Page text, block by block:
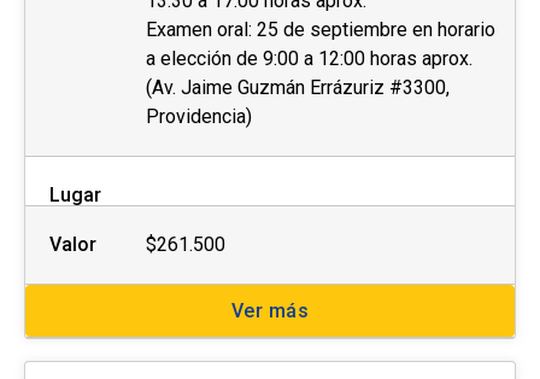
Examen oral: 25 de septiembre en horario
a elección de 9:00 a 12:00 horas aprox.
(Av. Jaime Guzmán Errázuriz #3300,
Providencia)
Lugar
Valor $261.500
Ver más